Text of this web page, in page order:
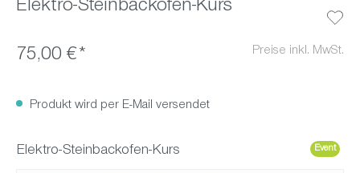
Elektro-Steinbackofen-Kurs
75,00 €* Preise inkl. MwSt.
Produkt wird per E-Mail versendet
Elektro-Steinbackofen-Kurs Event